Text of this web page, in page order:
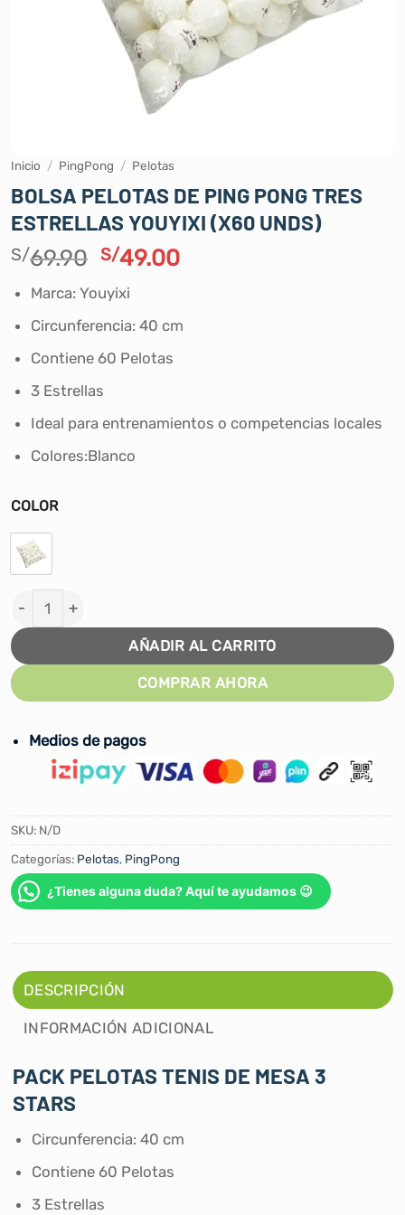
Inicio / PingPong / Pelotas
BOLSA PELOTAS DE PING PONG TRES
ESTRELLAS YOUYIXI (X60 UNDS)
S/69.90 El
original
era:
S/69.90.
S/49.00El
es:
Marca: Youyixi
Circunferencia: 40 cm
Contiene 60 Pelotas
3 Estrellas
Ideal para entrenamientos o competencias locales
Colores:Blanco
COLOR
BOLSA PELOTAS DE PING PONG TRES ESTRELLAS
AÑADIR AL CARRITO
COMPRAR AHORA
Medios de pagos
SKU: N/D
Categorías: Pelotas, PingPong
¿Tienes alguna duda? Aquí te ayudamos 😉
DESCRIPCIÓN
INFORMACIÓN ADICIONAL
PACK PELOTAS TENIS DE MESA 3
STARS
Circunferencia: 40 cm
Contiene 60 Pelotas
3 Estrellas